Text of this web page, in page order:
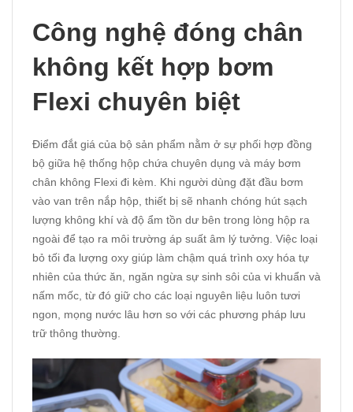
Công nghệ đóng chân
không kết hợp bơm
Flexi chuyên biệt
Điểm đắt giá của bộ sản phẩm nằm ở sự phối hợp đồng
bộ giữa hệ thống hộp chứa chuyên dụng và máy bơm
chân không Flexi đi kèm. Khi người dùng đặt đầu bơm
vào van trên nắp hộp, thiết bị sẽ nhanh chóng hút sạch
lượng không khí và độ ẩm tồn dư bên trong lòng hộp ra
ngoài để tạo ra môi trường áp suất âm lý tưởng. Việc loại
bỏ tối đa lượng oxy giúp làm chậm quá trình oxy hóa tự
nhiên của thức ăn, ngăn ngừa sự sinh sôi của vi khuẩn và
nấm mốc, từ đó giữ cho các loại nguyên liệu luôn tươi
ngon, mọng nước lâu hơn so với các phương pháp lưu
trữ thông thường.